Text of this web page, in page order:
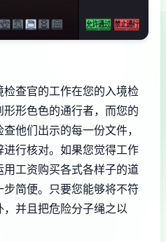
查官的工作在您的入境检
形色色的通行者，而您的
他们出示的每一份文件，
行核对。如果您觉得工作
工资购买各式各样子的道
简便。只要您能够将不符
并且把危险分子绳之以